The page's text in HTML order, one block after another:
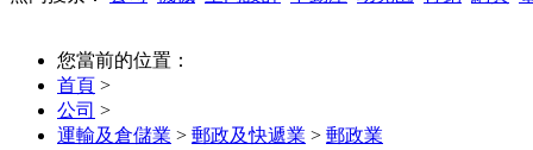
您當前的位置：
首頁 >
公司 >
運輸及倉儲業 > 郵政及快遞業 > 郵政業